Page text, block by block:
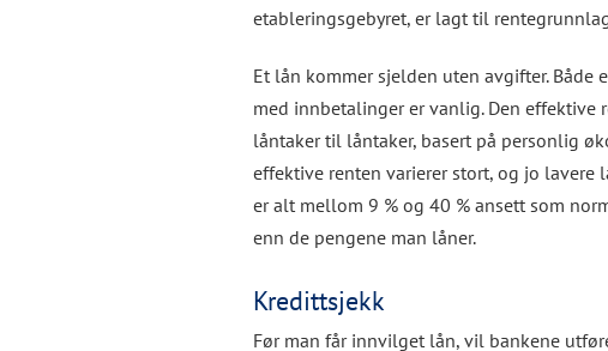
etableringsgebyret, er lagt til
Et lån kommer sjelden uten avgifter.
med innbetalinger er vanlig. Den effektive
låntaker til låntaker, basert på personlig
effektive renten varierer stort, og jo lavere
er alt mellom 9 % og 40 % ansett som
enn de pengene man låner.
Kredittsjekk
Før man får innvilget lån, vil bankene